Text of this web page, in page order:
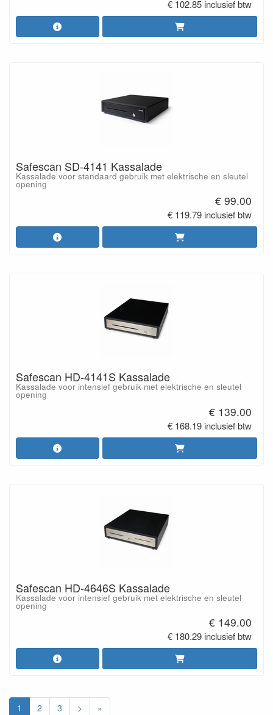
€ 102.85 inclusief btw
Safescan SD-4141 Kassalade
Kassalade voor standaard gebruik met elektrische en sleutel
opening
€ 99.00
€ 119.79 inclusief btw
Safescan HD-4141S Kassalade
Kassalade voor intensief gebruik met elektrische en sleutel
opening
€ 139.00
€ 168.19 inclusief btw
Safescan HD-4646S Kassalade
Kassalade voor intensief gebruik met elektrische en sleutel
opening
€ 149.00
€ 180.29 inclusief btw
1 2 3 > »